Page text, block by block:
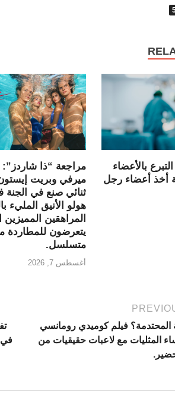
بالأعضاء
أخذ أعضاء رجل
مراجعة “ذا شاردز”:
ميرفي وبريت
ثنائي صنع في
هولو الأنيق المليء
المراهقين المميزين
يتعرضون للمطاردة
متسلسل.
أغسطس 7, 2026
المحتدمة؟ فيلم كوميدي رومانسي
المثليات مع لاعبات حقيقيات من
في